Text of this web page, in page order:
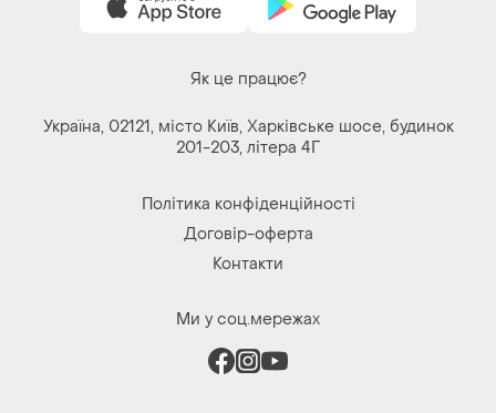
Як це працює?
Україна, 02121, місто Київ, Харківське шосе, будинок
201-203, літера 4Г
Політика конфіденційності
Договір-оферта
Контакти
Ми у соц.мережах